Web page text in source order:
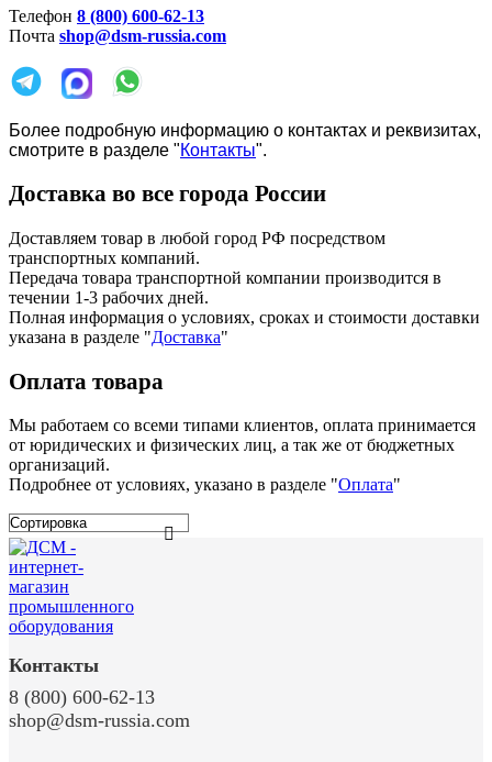
Телефон 8 (800) 600-62-13
Почта shop@dsm-russia.com
Более подробную информацию о контактах и реквизитах,
смотрите в разделе "Контакты".
Доставка во все города России
Доставляем товар в любой город РФ посредством
транспортных компаний.
Передача товара транспортной компании производится в
течении 1-3 рабочих дней.
Полная информация о условиях, сроках и стоимости доставки
указана в разделе "Доставка"
Оплата товара
Мы работаем со всеми типами клиентов, оплата принимается
от юридических и физических лиц, а так же от бюджетных
организаций.
Подробнее от условиях, указано в разделе "Оплата"
Контакты
8 (800) 600-62-13
shop@dsm-russia.com